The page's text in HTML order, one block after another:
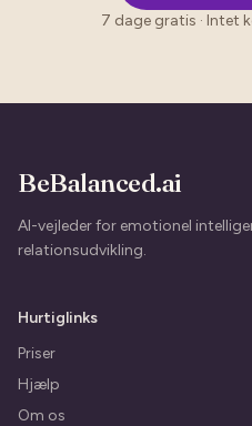
7 dage gratis · Intet
BeBalanced.ai
AI-vejleder for emotionel
relationsudvikling.
Hurtiglinks
Priser
Hjælp
Om os